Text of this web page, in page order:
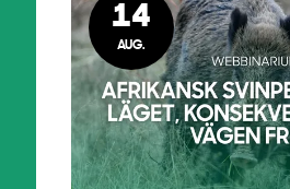
14
AUG.